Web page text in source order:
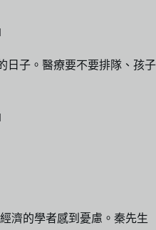
日子。醫療要不要排隊、孩子
濟的學者感到憂慮。秦先生